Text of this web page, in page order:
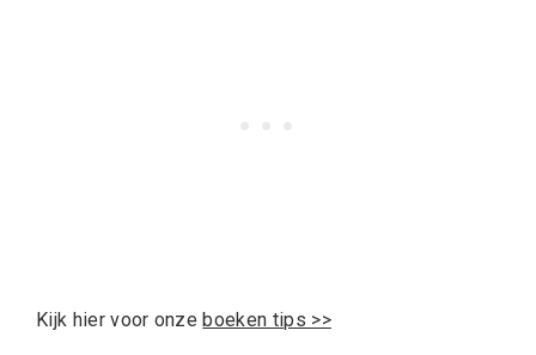
Kijk hier voor onzeboeken tips >>